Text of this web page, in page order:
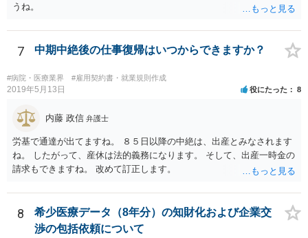
うね。
7 中期中絶後の仕事復帰はいつからできますか？
#病院・医療業界 #雇用契約書・就業規則作成
2019年5月13日 役にたった 8
内藤 政信 弁護士
労基で通達が出てますね。 ８５日以降の中絶は、出産とみなされます
ね。 したがって、産休は法的義務になります。 そして、出産一時金の
請求もできますね。 改めて訂正します。
8
希少医療データ（8年分）の知財化および企業交
渉の包括依頼について